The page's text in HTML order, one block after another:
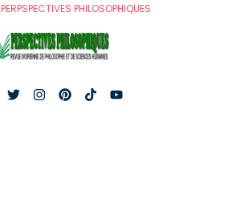
PERPSPECTIVES PHILOSOPHIQUES